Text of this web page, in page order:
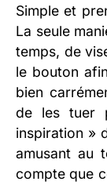
Simple et
La seule
temps, de
le bouton
bien
de les tuer
inspiration »
amusant au
compte que